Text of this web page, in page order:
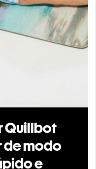
Quillbot
de modo
e